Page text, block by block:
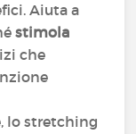
Aiuta a
stimola
che
lo stretching